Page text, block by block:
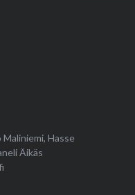
Maliniemi, Hasse
Äikäs